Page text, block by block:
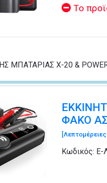
Το
ΜΠΑΤΑΡΙΑΣ X-20 &
ΦΑΚΟ
Κωδικός: Ε-